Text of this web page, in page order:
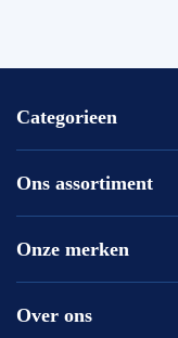
Categorieen
Altrex ladder
Altrex trap
Altrex kamersteiger
Rolsteiger kopen
Kamersteiger kopen
Ons assortiment
Altrex
ASC
DAS
Onze merken
Altrex
Over ons